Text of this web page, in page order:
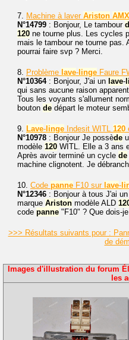
7. Machine à laver Ariston
N°14799 : Bonjour, Le tambour
120 ne tourne plus. Les cycles
mais le tambour ne tourne pas.
pourrai faire svp ? Merci.
8. Problème lave- linge Faure
N°10364: Bonjour, J'ai un lave-
qui sans aucune raison
Tous les voyants s'allument
bouton de départ le moteur
9. Lave- linge Indesit WITL 120
N°10978 : Bonjour Je possède
modèle 120 WITL. Elle a 3 ans
Après avoir terminé un cycle de
machine clignotent. Je
10. Code panne F10 sur lave-
N°12346 : Bonjour à tous J'ai
marque Ariston modèle ALD
code panne "F10" ? Que dois-
>>> Résultats suivants pour :
de
Images d'illustration du forum
les